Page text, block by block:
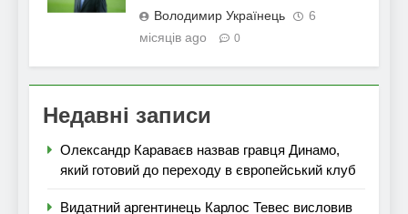
Володимир Українець
6
місяців ago
0
Недавні записи
Олександр Караваєв назвав гравця Динамо,
який готовий до переходу в європейський клуб
Видатний аргентинець Карлос Тевес висловив